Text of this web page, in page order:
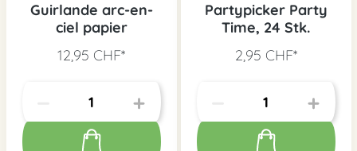
Guirlande arc-en-
ciel papier
12,95 CHF*
Partypicker Party
Time, 24 Stk.
2,95 CHF*